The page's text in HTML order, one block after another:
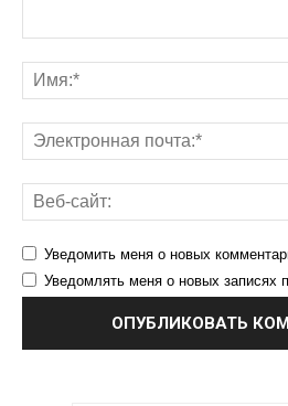
Уведомить меня о новых
Уведомлять меня о новых записях